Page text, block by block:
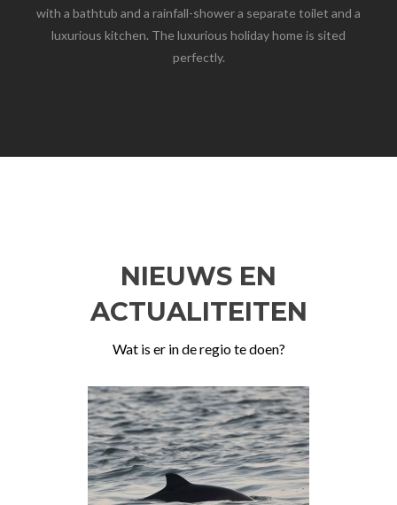
with a bathtub and a rainfall-shower a separate toilet and a
luxurious kitchen. The luxurious holiday home is sited
perfectly.
NIEUWS EN
ACTUALITEITEN
Wat is er in de regio te doen?
Previous